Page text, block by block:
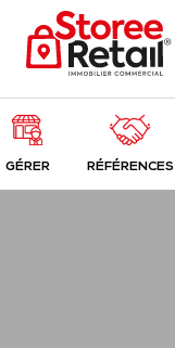
GÉRER RÉFÉRENCES